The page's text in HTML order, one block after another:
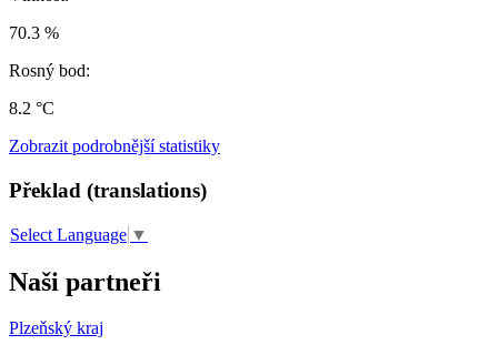
70.3 %
Rosný bod:
8.2 °C
Zobrazit podrobnější statistiky
Překlad (translations)
Select Language ▼
Naši partneři
Plzeňský kraj